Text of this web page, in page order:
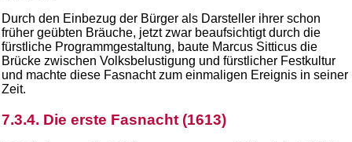
Durch den Einbezug der Bürger als Darsteller ihrer schon
früher geübten Bräuche, jetzt zwar beaufsichtigt durch die
fürstliche Programmgestaltung, baute Marcus Sitticus die
Brücke zwischen Volksbelustigung und fürstlicher Festkultur
und machte diese Fasnacht zum einmaligen Ereignis in seiner
Zeit.
7.3.4. Die erste Fasnacht (1613)